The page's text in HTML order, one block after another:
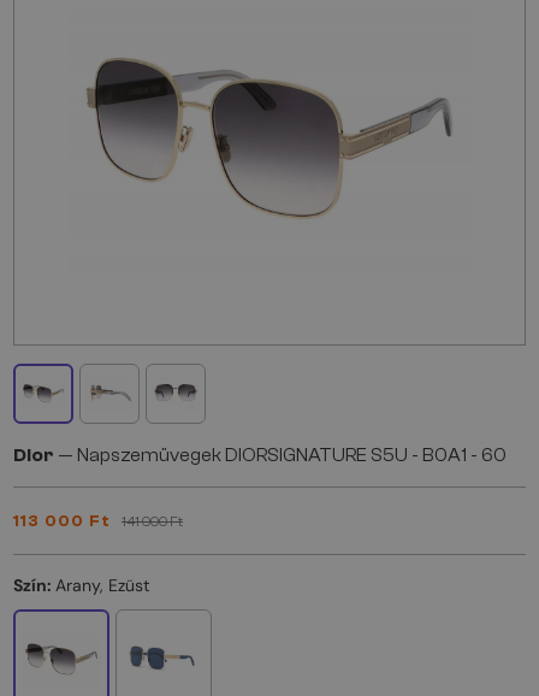
Dior — Napszemüvegek DIORSIGNATURE S5U - B0A1 - 60
113 000 Ft 141 000 Ft
Szín: Arany, Ezüst